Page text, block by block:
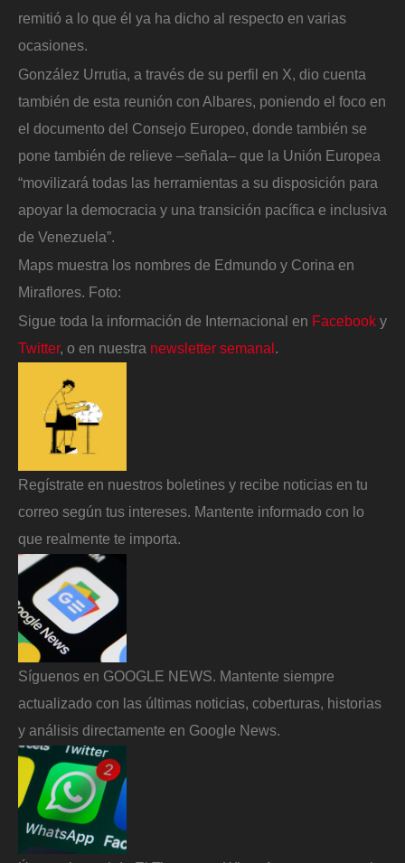
remitió a lo que él ya ha dicho al respecto en varias
ocasiones.
González Urrutia, a través de su perfil en X, dio cuenta
también de esta reunión con Albares, poniendo el foco en
el documento del Consejo Europeo, donde también se
pone también de relieve –señala– que la Unión Europea
“movilizará todas las herramientas a su disposición para
apoyar la democracia y una transición pacífica e inclusiva
de Venezuela”.
Maps muestra los nombres de Edmundo y Corina en
Miraflores. Foto:
Sigue toda la información de Internacional en Facebook y
Twitter, o en nuestra newsletter semanal.
Regístrate en nuestros boletines y recibe noticias en tu
correo según tus intereses. Mantente informado con lo
que realmente te importa.
Síguenos en GOOGLE NEWS. Mantente siempre
actualizado con las últimas noticias, coberturas, historias
y análisis directamente en Google News.